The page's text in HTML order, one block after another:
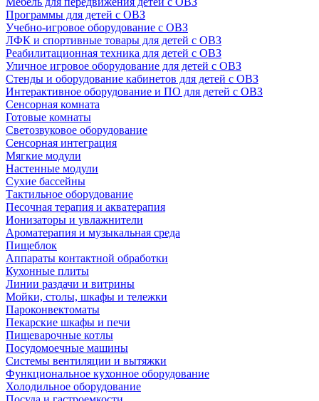
Программы для детей с ОВЗ
Учебно-игровое оборудование с ОВЗ
ЛФК и спортивные товары для детей с ОВЗ
Реабилитационная техника для детей с ОВЗ
Уличное игровое оборудование для детей с ОВЗ
Стенды и оборудование кабинетов для детей с ОВЗ
Интерактивное оборудование и ПО для детей с ОВЗ
Сенсорная комната
Готовые комнаты
Светозвуковое оборудование
Сенсорная интеграция
Мягкие модули
Настенные модули
Сухие бассейны
Тактильное оборудование
Песочная терапия и акватерапия
Ионизаторы и увлажнители
Ароматерапия и музыкальная среда
Пищеблок
Аппараты контактной обработки
Кухонные плиты
Линии раздачи и витрины
Мойки, столы, шкафы и тележки
Пароконвектоматы
Пекарские шкафы и печи
Пищеварочные котлы
Посудомоечные машины
Системы вентиляции и вытяжки
Функциональное кухонное оборудование
Холодильное оборудование